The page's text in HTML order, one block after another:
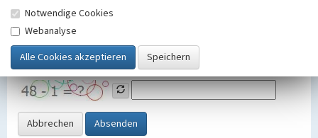
SicherheitsabfrageTragen Sie unten das Rechenergebnis aus der
Grafik ein
Abbrechen Absenden
Notwendige Cookies
Webanalyse